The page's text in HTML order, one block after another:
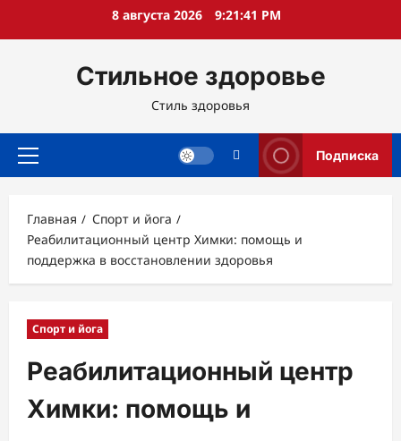
8 августа 2026 9:21:42 PM
Стильное здоровье
Стиль здоровья
Основное
Подписка
Главная
Спорт и йога
Реабилитационный центр Химки: помощь и
поддержка в восстановлении здоровья
Спорт и йога
Реабилитационный центр
Химки: помощь и